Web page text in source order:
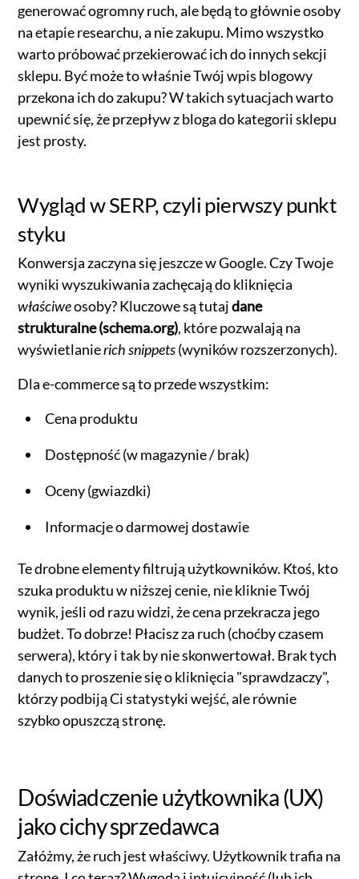
generować ogromny ruch, ale będą to głównie osoby
na etapie researchu, a nie zakupu. Mimo wszystko
warto próbować przekierować ich do innych sekcji
sklepu. Być może to właśnie Twój wpis blogowy
przekona ich do zakupu? W takich sytuacjach warto
upewnić się, że przepływ z bloga do kategorii sklepu
jest prosty.
Wygląd w SERP, czyli pierwszy punkt
styku
Konwersja zaczyna się jeszcze w Google. Czy Twoje
wyniki wyszukiwania zachęcają do kliknięcia
właściweosoby? Kluczowe są tutajdane
strukturalne (schema.org), które pozwalają na
wyświetlanierich snippets(wyników rozszerzonych).
Dla e-commerce są to przede wszystkim:
Cena produktu
Dostępność (w magazynie / brak)
Oceny (gwiazdki)
Informacje o darmowej dostawie
Te drobne elementy filtrują użytkowników. Ktoś, kto
szuka produktu w niższej cenie, nie kliknie Twój
wynik, jeśli od razu widzi, że cena przekracza jego
budżet. To dobrze! Płacisz za ruch (choćby czasem
serwera), który i tak by nie skonwertował. Brak tych
danych to proszenie się o kliknięcia "sprawdzaczy",
którzy podbiją Ci statystyki wejść, ale równie
szybko opuszczą stronę.
Doświadczenie użytkownika (UX)
jako cichy sprzedawca
Załóżmy, że ruch jest właściwy. Użytkownik trafia na